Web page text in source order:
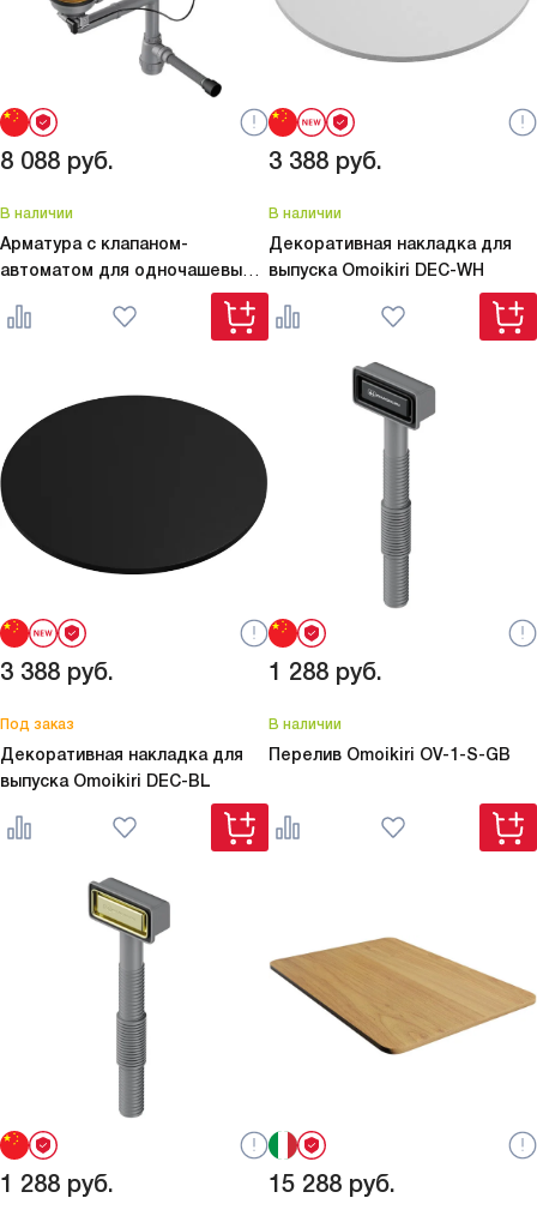
8 088 руб.
В наличии
Арматура с клапаном-
автоматом для одночашевых
моек с круглым переливом WK-
1CL-R-A-AB022
3 388 руб.
В наличии
Декоративная накладка для
выпуска Omoikiri DEC-WH
3 388 руб.
Под заказ
Декоративная накладка для
выпуска Omoikiri DEC-BL
1 288 руб.
В наличии
Перелив Omoikiri OV-1-S-GB
1 288 руб. 15 288 руб.